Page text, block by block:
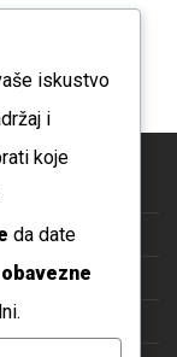
mleka? (I da
iskustvo
i
koje
da date